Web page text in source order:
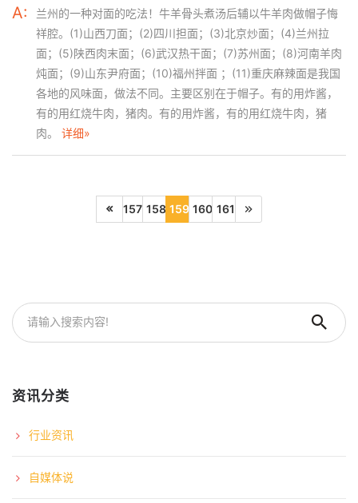
A:
兰州的一种对面的吃法！牛羊骨头煮汤后辅以牛羊肉做帽子悔
祥腔。(1)山西刀面；(2)四川担面；(3)北京炒面；(4)兰州拉
面；(5)陕西肉末面；(6)武汉热干面；(7)苏州面；(8)河南羊肉
炖面；(9)山东尹府面；(10)福州拌面 ；(11)重庆麻辣面是我国
各地的风味面，做法不同。主要区别在于帽子。有的用炸酱，
有的用红烧牛肉，猪肉。有的用炸酱，有的用红烧牛肉，猪
肉。 详细»
157 158 159 160 161
资讯分类
行业资讯
自媒体说